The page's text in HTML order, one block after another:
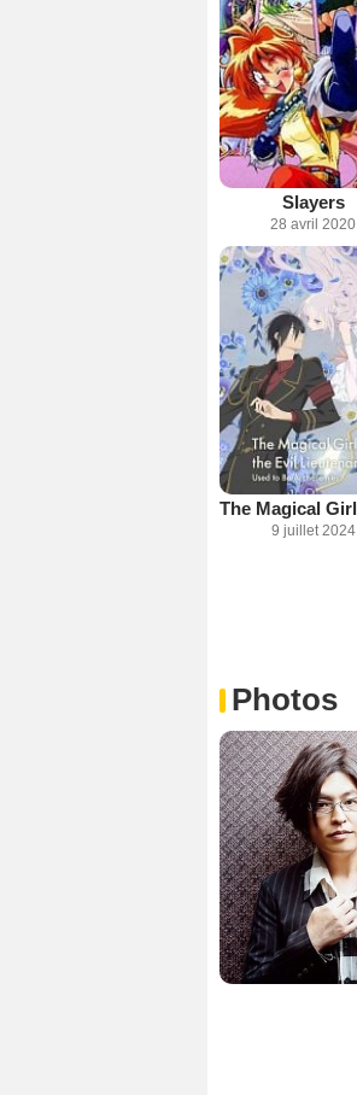
Slayers
28 avril 2020
9 juillet 2024
Photos